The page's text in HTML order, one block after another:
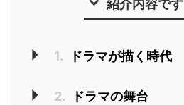
紹介内容です
1. ドラマが描く時代
2. ドラマの舞台